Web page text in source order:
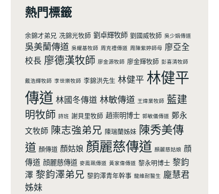
熱門標籤
余錦才弟兄 冼錦光牧師 劉卓輝牧師 劉國威牧師 吳少娟傳道
吳美蘭傳道 吳耀基牧師 周克禮傳道 周陳紫婷師母 廖亞全
校長 廖德漢牧師 廖金源牧師 廖金輝牧師 彭喜清牧師
戴浩輝牧師 李世樂牧師 李錦洪先生 林健平 林健平
傳道 林國冬傳道 林敏傳道 王煒業牧師 藍建
明牧師 詩班 謝貝里牧師 趙崇明博士 郭敏儀傳道 鄭永
文牧師 陳志強弟兄 陳瑞蘭姊妹 陳秀美傳
道 顏傳道 顏姑娘 顏麗慈傳道 顏麗慈姑娘 顔
傳道 顔麗慈傳道 麥鳯珮傳道 黃家偉傳道 黎永明博士 黎鈞
澤 黎鈞澤弟兄 黎鈞澤青年幹事 龍維耐醫生 龐慧君
姊妹